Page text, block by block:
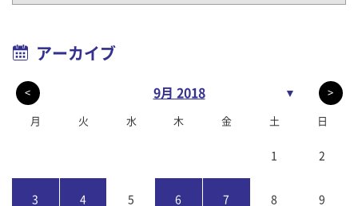
アーカイブ
< 9月 2018 ▼ >
月 火 水 木 金 土 日
1 2
3 4 5 6 7 8 9